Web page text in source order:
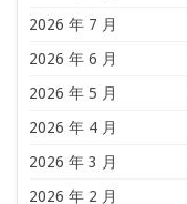
2026 年 7 月
2026 年 6 月
2026 年 5 月
2026 年 4 月
2026 年 3 月
2026 年 2 月